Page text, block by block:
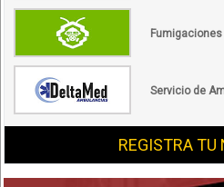
Fumigaciones
Servicio de
REGISTRA TU